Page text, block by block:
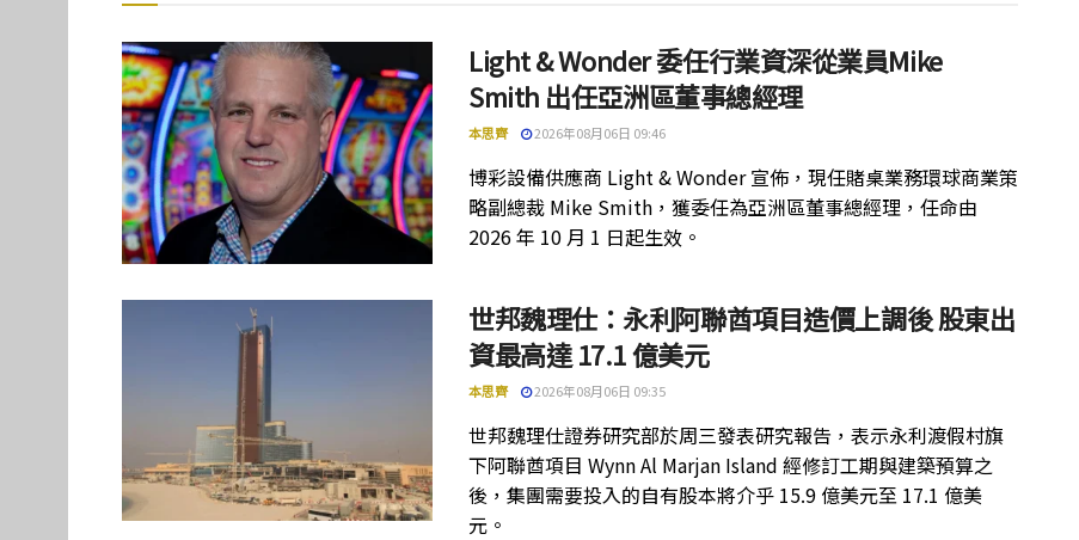
Light & Wonder 委任行業資深從業員Mike
Smith 出任亞洲區董事總經理
本思齊 2026年08月06日 09:46
博彩設備供應商 Light & Wonder 宣佈，現任賭桌業務環球商業策
略副總裁 Mike Smith，獲委任為亞洲區董事總經理，任命由
2026 年 10 月 1 日起生效。
世邦魏理仕：永利阿聯酋項目造價上調後 股東出
資最高達 17.1 億美元
本思齊 2026年08月06日 09:35
世邦魏理仕證券研究部於周三發表研究報告，表示永利渡假村旗
下阿聯酋項目 Wynn Al Marjan Island 經修訂工期與建築預算之
後，集團需要投入的自有股本將介乎 15.9 億美元至 17.1 億美
元。